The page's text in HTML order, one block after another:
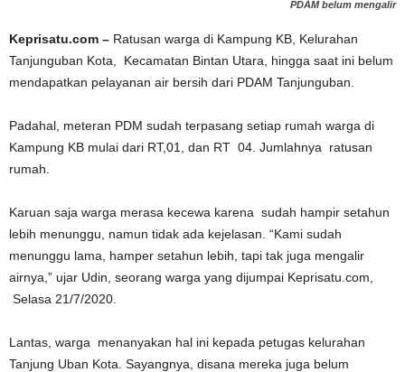
PDAM belum mengalir
Keprisatu.com – Ratusan warga di Kampung KB, Kelurahan
Tanjunguban Kota, Kecamatan Bintan Utara, hingga saat ini belum
mendapatkan pelayanan air bersih dari PDAM Tanjunguban.
Padahal, meteran PDM sudah terpasang setiap rumah warga di
Kampung KB mulai dari RT,01, dan RT 04. Jumlahnya ratusan
rumah.
Karuan saja warga merasa kecewa karena sudah hampir setahun
lebih menunggu, namun tidak ada kejelasan. “Kami sudah
menunggu lama, hamper setahun lebih, tapi tak juga mengalir
airnya,” ujar Udin, seorang warga yang dijumpai Keprisatu.com,
Selasa 21/7/2020.
Lantas, warga menanyakan hal ini kepada petugas kelurahan
Tanjung Uban Kota. Sayangnya, disana mereka juga belum